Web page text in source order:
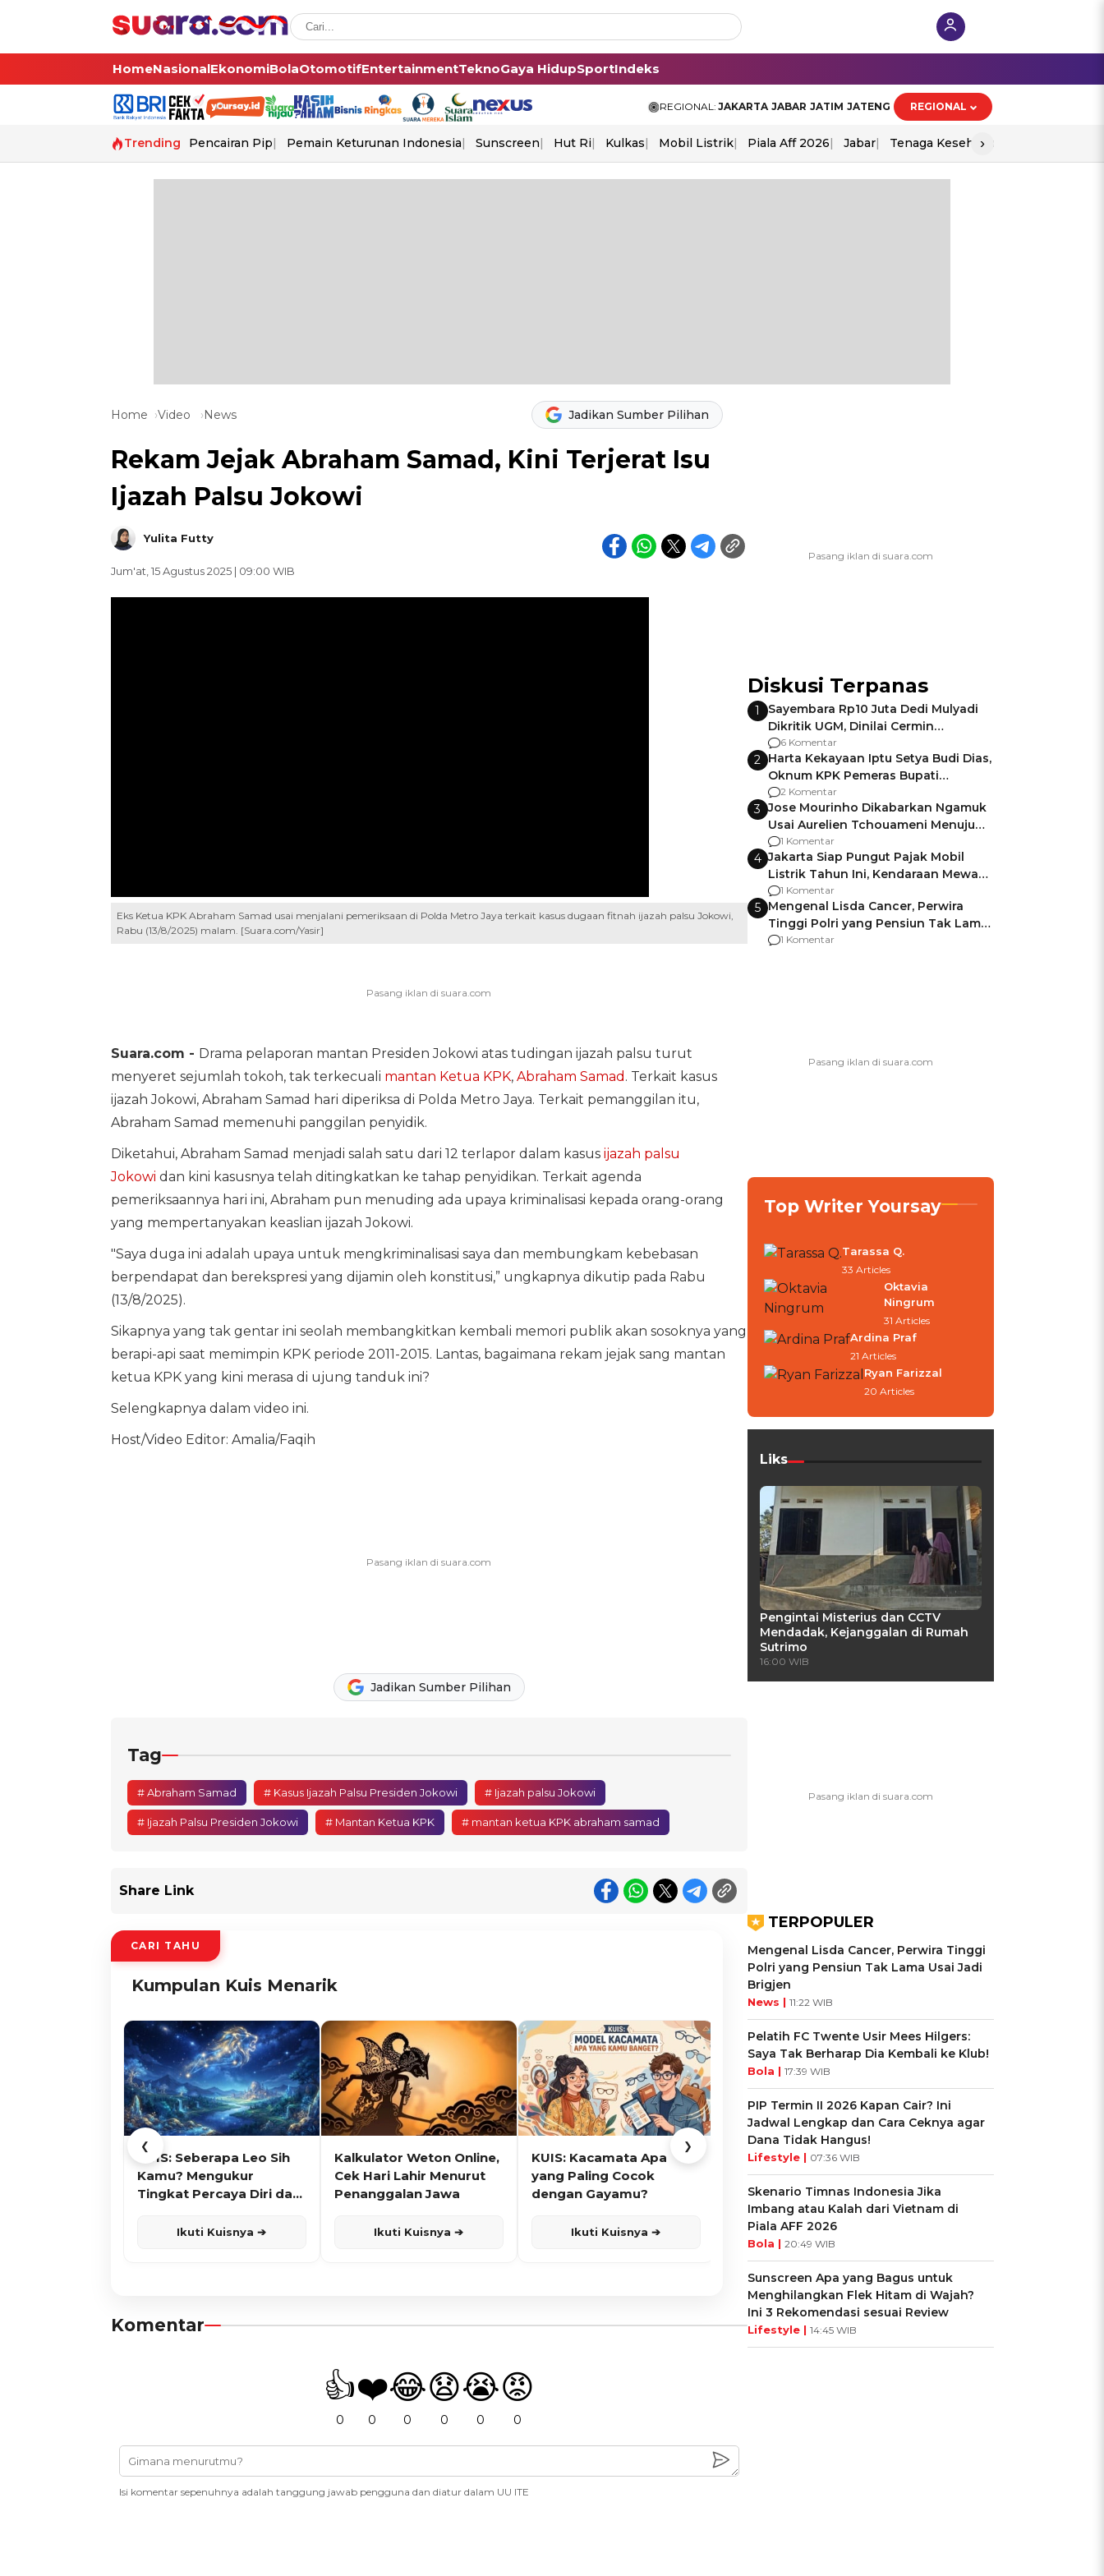
HomeNasionalEkonomiBolaOtomotifEntertainmentTeknoGaya HidupSportIndeks
REGIONAL: JAKARTA JABAR JATIM JATENG REGIONAL
Trending Pencairan Pip Pemain Keturunan Indonesia Sunscreen Hut Ri Kulkas Mobil Listrik Piala Aff 2026 Jabar Tenaga Kesehatan
›
Home Video News Jadikan Sumber Pilihan
Rekam Jejak Abraham Samad, Kini Terjerat Isu
Ijazah Palsu Jokowi
Yulita Futty
Jum'at, 15 Agustus 2025 | 09:00 WIB
Eks Ketua KPK Abraham Samad usai menjalani pemeriksaan di Polda Metro Jaya terkait kasus dugaan fitnah ijazah palsu Jokowi,
Rabu (13/8/2025) malam. [Suara.com/Yasir]
Suara.com - Drama pelaporan mantan Presiden Jokowi atas tudingan ijazah palsu turut
menyeret sejumlah tokoh, tak terkecuali mantan Ketua KPK, Abraham Samad . Terkait kasus
ijazah Jokowi, Abraham Samad hari diperiksa di Polda Metro Jaya. Terkait pemanggilan itu,
Abraham Samad memenuhi panggilan penyidik.
Diketahui, Abraham Samad menjadi salah satu dari 12 terlapor dalam kasus ijazah palsu
Jokowi dan kini kasusnya telah ditingkatkan ke tahap penyidikan. Terkait agenda
pemeriksaannya hari ini, Abraham pun menuding ada upaya kriminalisasi kepada orang-orang
yang mempertanyakan keaslian ijazah Jokowi.
"Saya duga ini adalah upaya untuk mengkriminalisasi saya dan membungkam kebebasan
berpendapat dan berekspresi yang dijamin oleh konstitusi,” ungkapnya dikutip pada Rabu
(13/8/2025).
Sikapnya yang tak gentar ini seolah membangkitkan kembali memori publik akan sosoknya yang
berapi-api saat memimpin KPK periode 2011-2015. Lantas, bagaimana rekam jejak sang mantan
ketua KPK yang kini merasa di ujung tanduk ini?
Selengkapnya dalam video ini.
Host/Video Editor: Amalia/Faqih
Jadikan Sumber Pilihan
Tag
# Abraham Samad # Kasus Ijazah Palsu Presiden Jokowi # Ijazah palsu Jokowi
# Ijazah Palsu Presiden Jokowi # Mantan Ketua KPK # mantan ketua KPK abraham samad
Share Link
CARI TAHU
Kumpulan Kuis Menarik
❮
KUIS: Seberapa Leo Sih
Kamu? Mengukur
Tingkat Percaya Diri dan
Ikuti Kuisnya ➔
Kalkulator Weton Online,
Cek Hari Lahir Menurut
Penanggalan Jawa
Ikuti Kuisnya ➔
KUIS: Kacamata Apa
yang Paling Cocok
dengan Gayamu?
Ikuti Kuisnya ➔
KUIS: Sepatu Mana yang
Cocok dengan
Kepribadianmu?
Ikuti Kuisnya ➔
Kamu dengan Si Zodiak
Cancer?
❯
Komentar
👍
0
❤️
0
😂
0
😧
0
😭
0
😡
0
Isi komentar sepenuhnya adalah tanggung jawab pengguna dan diatur dalam UU ITE
Diskusi Terpanas
1
Sayembara Rp10 Juta Dedi Mulyadi
Dikritik UGM, Dinilai Cermin
Gagalnya Negara Jamin Keamanan
6 Komentar
2 Harta Kekayaan Iptu Setya Budi Dias,
Oknum KPK Pemeras Bupati
Pemalang
2 Komentar
3 Jose Mourinho Dikabarkan Ngamuk
Usai Aurelien Tchouameni Menuju
Manchester United
1 Komentar
4 Jakarta Siap Pungut Pajak Mobil
Listrik Tahun Ini, Kendaraan Mewah
Kena hingga 75% PKB
1 Komentar
5 Mengenal Lisda Cancer, Perwira
Tinggi Polri yang Pensiun Tak Lama
Usai Jadi Brigjen
1 Komentar
Top Writer Yoursay
Tarassa Q.
33 Articles
Oktavia
Ningrum
31 Articles
Ardina Praf
21 Articles
Ryan Farizzal
20 Articles
Liks
Pengintai Misterius dan CCTV
Mendadak, Kejanggalan di Rumah
Sutrimo
16:00 WIB
TERPOPULER
Mengenal Lisda Cancer, Perwira Tinggi
Polri yang Pensiun Tak Lama Usai Jadi
Brigjen
News | 11:22 WIB
Pelatih FC Twente Usir Mees Hilgers:
Saya Tak Berharap Dia Kembali ke Klub!
Bola | 17:39 WIB
PIP Termin II 2026 Kapan Cair? Ini
Jadwal Lengkap dan Cara Ceknya agar
Dana Tidak Hangus!
Lifestyle | 07:36 WIB
Skenario Timnas Indonesia Jika
Imbang atau Kalah dari Vietnam di
Piala AFF 2026
Bola | 20:49 WIB
Sunscreen Apa yang Bagus untuk
Menghilangkan Flek Hitam di Wajah?
Ini 3 Rekomendasi sesuai Review
Lifestyle | 14:45 WIB